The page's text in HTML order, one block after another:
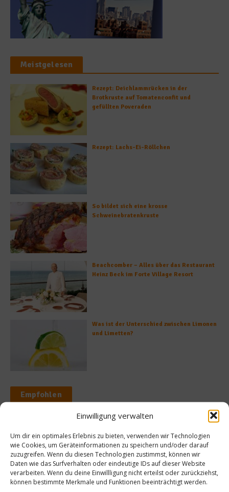
Einwilligung verwalten
Um dir ein optimales Erlebnis zu bieten, verwenden wir Technologien
wie Cookies, um Geräteinformationen zu speichern und/oder darauf
zuzugreifen. Wenn du diesen Technologien zustimmst, können wir
Daten wie das Surfverhalten oder eindeutige IDs auf dieser Website
verarbeiten. Wenn du deine Einwillligung nicht erteilst oder zurückziehst,
können bestimmte Merkmale und Funktionen beeinträchtigt werden.
Meistgelesen
Rezept: Deichlammrücken in der
Brotkruste auf Tomatenconfit und
gefüllten Poveraden
Rezept: Lachs-Ei-Röllchen
So bildet sich eine krosse
Schweinebratenkruste
Beachcomber – Alles über das Restaurant
Heinz Beck im Forte Village Resort
Was ist der Unterschied zwischen Limonen
und Limetten?
Empfohlen
im
News
Andreas Krolik ist
Jahres